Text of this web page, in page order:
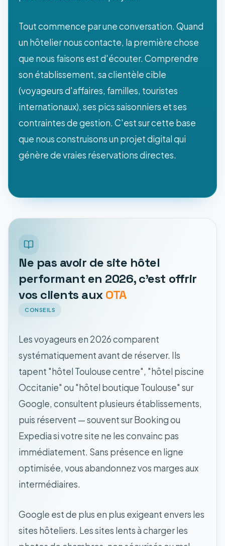
Tout commence par une conversation. Quand
un hôtelier nous contacte, la première chose
que nous faisons est d'écouter. Comprendre
son établissement, sa clientèle cible
(voyageurs d'affaires, familles, touristes
internationaux), ses pics saisonniers et ses
contraintes de gestion. C'est sur cette base
que nous construisons un projet digital qui
génère de vraies réservations directes.
Ne pas avoir de site hôtel
performant en 2026, c'est offrir
vos clients auxOTA
CONSEILS
Les voyageurs en 2026 comparent
systématiquement avant de réserver. Ils
tapent "hôtel Toulouse centre", "hôtel piscine
Occitanie" ou "hôtel boutique Toulouse" sur
Google, consultent plusieurs établissements,
puis réservent — souvent sur Booking ou
Expedia si votre site ne les convainc pas
immédiatement. Sans présence en ligne
optimisée, vous abandonnez vos marges aux
intermédiaires.
Google est de plus en plus exigeant envers les
sites hôteliers. Les sites lents à charger les